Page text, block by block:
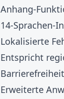
Anhang-
14-Sprachen-
Lokalisierte
Entspricht
Erweiterte